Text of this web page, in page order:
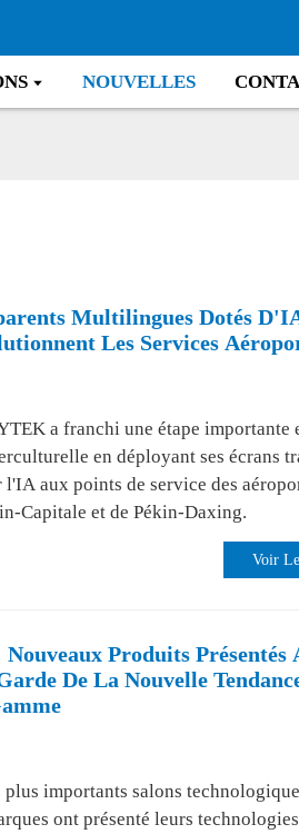
NOUVELLES
Multilingues Dotés
Les Services
a franchi une étape importante
en déployant ses écrans
aux points de service des
Capitale et de Pékin-Daxing.
Voir
Produits Présentés
De La Nouvelle
plus importants salons
ont présenté leurs technologies